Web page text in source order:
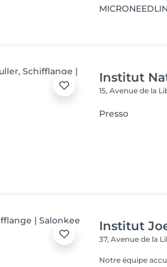
Institut
15, Avenue de la
Presso
Institut
37, Avenue de la
Notre équipe